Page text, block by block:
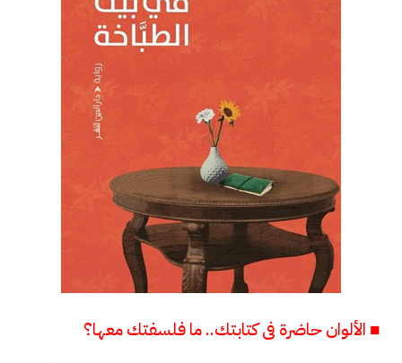
■ الألوان حاضرة فى كتابتك.. ما فلسفتك معها؟